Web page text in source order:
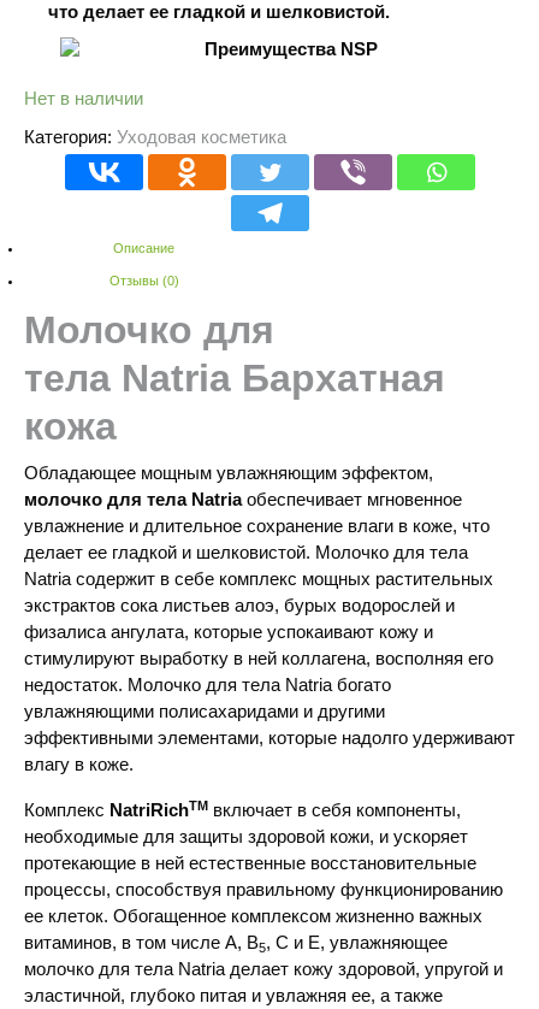
что делает ее гладкой и шелковистой.
Нет в наличии
Категория: Уходовая косметика
Описание
Отзывы (0)
Молочко для
тела Natria Бархатная
кожа
Обладающее мощным увлажняющим эффектом,
молочко для тела Natriaобеспечивает мгновенное
увлажнение и длительное сохранение влаги в коже, что
делает ее гладкой и шелковистой. Молочко для тела
Natria содержит в себе комплекс мощных растительных
экстрактов сока листьев алоэ, бурых водорослей и
физалиса ангулата, которые успокаивают кожу и
стимулируют выработку в ней коллагена, восполняя его
недостаток. Молочко для тела Natria богато
увлажняющими полисахаридами и другими
эффективными элементами, которые надолго удерживают
влагу в коже.
Комплекс NatriRichTM включает в себя компоненты,
необходимые для защиты здоровой кожи, и ускоряет
протекающие в ней естественные восстановительные
процессы, способствуя правильному функционированию
ее клеток. Обогащенное комплексом жизненно важных
витаминов, в том числе А, В5, С и Е, увлажняющее
молочко для тела Natria делает кожу здоровой, упругой и
эластичной, глубоко питая и увлажняя ее, а также